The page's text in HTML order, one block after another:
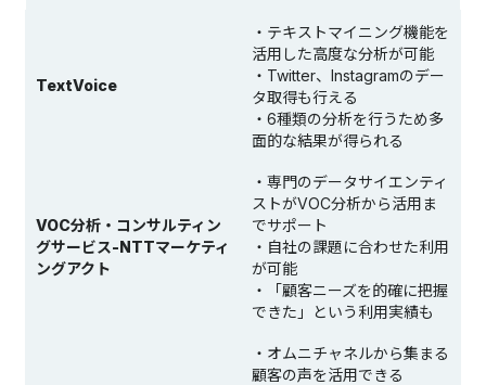
TextVoice
・テキストマイニング機能を
活用した高度な分析が可能
・Twitter、Instagramのデー
タ取得も行える
・6種類の分析を行うため多
面的な結果が得られる
VOC分析・コンサルティン
グサービス-NTTマーケティ
ングアクト
・専門のデータサイエンティ
ストがVOC分析から活用ま
でサポート
・自社の課題に合わせた利用
が可能
・「顧客ニーズを的確に把握
できた」という利用実績も
・オムニチャネルから集まる
顧客の声を活用できる